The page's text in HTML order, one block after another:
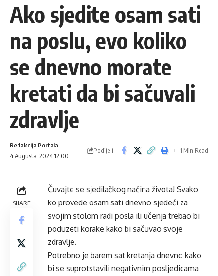
Ako sjedite osam sati
na poslu, evo koliko
se dnevno morate
kretati da bi sačuvali
zdravlje
4 Augusta, 2024 12:00
Redakcija Portala
Podijeli 1 Min Read
SHARE
Čuvajte se sjedilačkog načina života! Svako
ko provede osam sati dnevno sjedeći za
svojim stolom radi posla ili učenja trebao bi
poduzeti korake kako bi sačuvao svoje
zdravlje.
Potrebno je barem sat kretanja dnevno kako
bi se suprotstavili negativnim posljedicama